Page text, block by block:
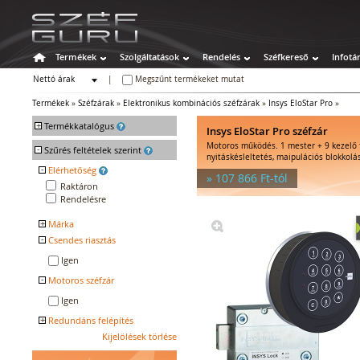
Termékek Szolgáltatások Rendelés Széfkereső Infotár
Nettó árak
Megszűnt termékeket mutat
Termékek » Széfzárak » Elektronikus kombinációs széfzárak » Insys EloStar Pro »
+ Termékkatalógus
Széfek
Értékszéfek
Tűzálló széfek
Speciális széfek
Hotelszéfek
Egyéb tárolók
Kiegészítők széfhez
Széfzárak
Kulcsos széfzárak
széfzárak
Elektronikus kombinációs
- Szűrés feltételek szerint
- Elérhetőség
Raktáron
Rendelésre
+ Márka
INSYS LOCKS
- Csendes riasztás
Igen
- Motoros széfzár
Igen
+ Redundáns felépítés
Kijelölések törlése
Insys EloStar Pro széfzár
Motoros működés. 1 mester + 9 kezelő
nyitáskésleltetés, maipulációs
» 107 866 Ft-tól